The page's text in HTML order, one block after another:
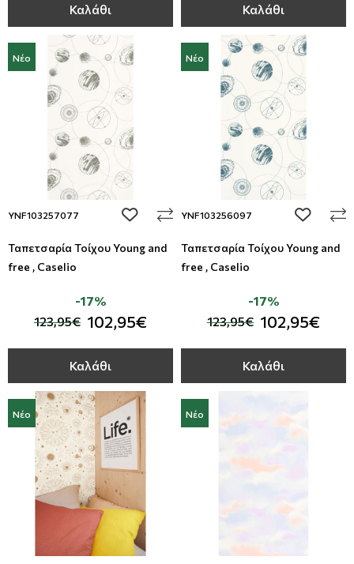
Καλάθι Καλάθι
Νέο
YNF103257077 add to wishlist
Ταπετσαρία Τοίχου Young and
free , Caselio
123,95€ 102,95€
-17%
Καλάθι
Νέο
YNF103256097 add to
Ταπετσαρία Τοίχου Young and
free , Caselio
123,95€ 102,95€
-17%
Καλάθι
Νέο Νέο